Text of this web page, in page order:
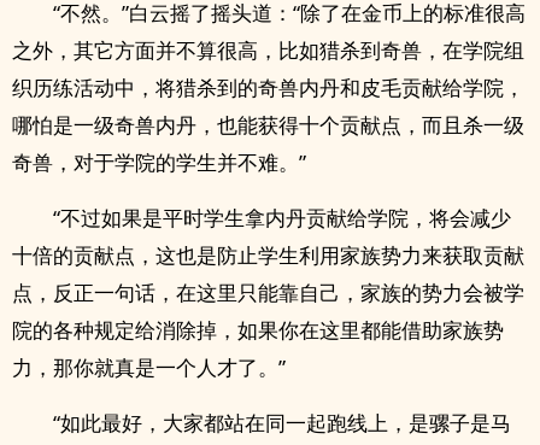
“不然。”白云摇了摇头道：“除了在金币上的标准很高
之外，其它方面并不算很高，比如猎杀到奇兽，在学院组
织历练活动中，将猎杀到的奇兽内丹和皮毛贡献给学院，
哪怕是一级奇兽内丹，也能获得十个贡献点，而且杀一级
奇兽，对于学院的学生并不难。”
“不过如果是平时学生拿内丹贡献给学院，将会减少
十倍的贡献点，这也是防止学生利用家族势力来获取贡献
点，反正一句话，在这里只能靠自己，家族的势力会被学
院的各种规定给消除掉，如果你在这里都能借助家族势
力，那你就真是一个人才了。”
“如此最好，大家都站在同一起跑线上，是骡子是马